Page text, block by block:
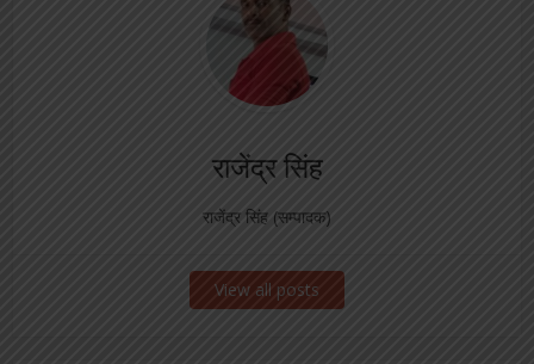
राजेंद्र सिंह
राजेंद्र सिंह (सम्पादक)
View all posts